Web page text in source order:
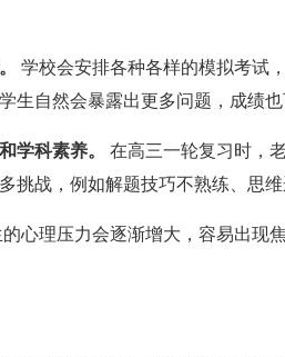
学校会安排各种各样的模拟考试
生自然会暴露出更多问题，成绩
学科素养。
在高三一轮复习时，
挑战，例如解题技巧不熟练、思
心理压力会逐渐增大，容易出现